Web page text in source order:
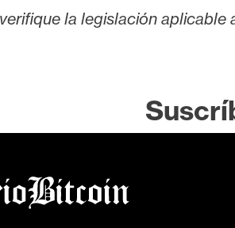
la legislación